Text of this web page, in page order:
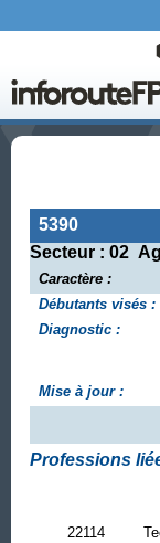
5390
Secteur : 02
Caractère :
Débutants visés :
Diagnostic :
Mise à jour :
Professions
22114